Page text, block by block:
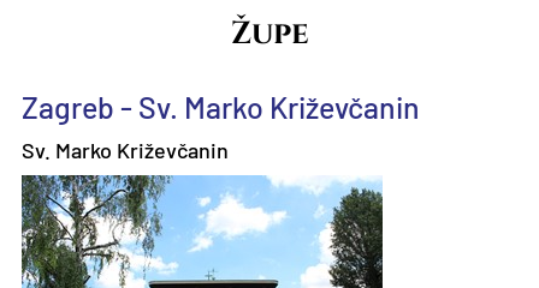
Župe
Zagreb - Sv. Marko Križevčanin
Sv. Marko Križevčanin